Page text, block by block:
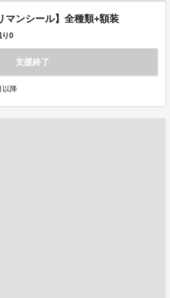
マンシール】全種類+額装
0
支援終了
以降